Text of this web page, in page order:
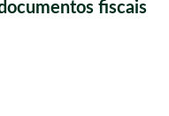
fiscais